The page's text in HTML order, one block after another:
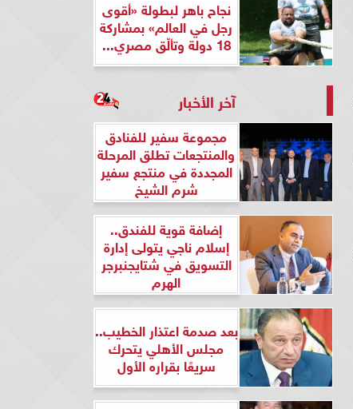
نجاح باهر لبطولة «أقوى
رجل في العالم» بمشاركة
18 دولة وتألّق مصري...
آخر الأخبار
مجموعة سفير للفنادق
والمنتجعات تطلق المرحلة
المجددة في منتجع سفير
شرم الشيخ
إضافة قوية للفندق..
إسلام ناجي يتولى إدارة
التسويق في شتايجنبرجر
الهرم
بعد صدمة اعتذار الخطيب..
مجلس الأهلي يتحرك
سريعًا بقراره الأول